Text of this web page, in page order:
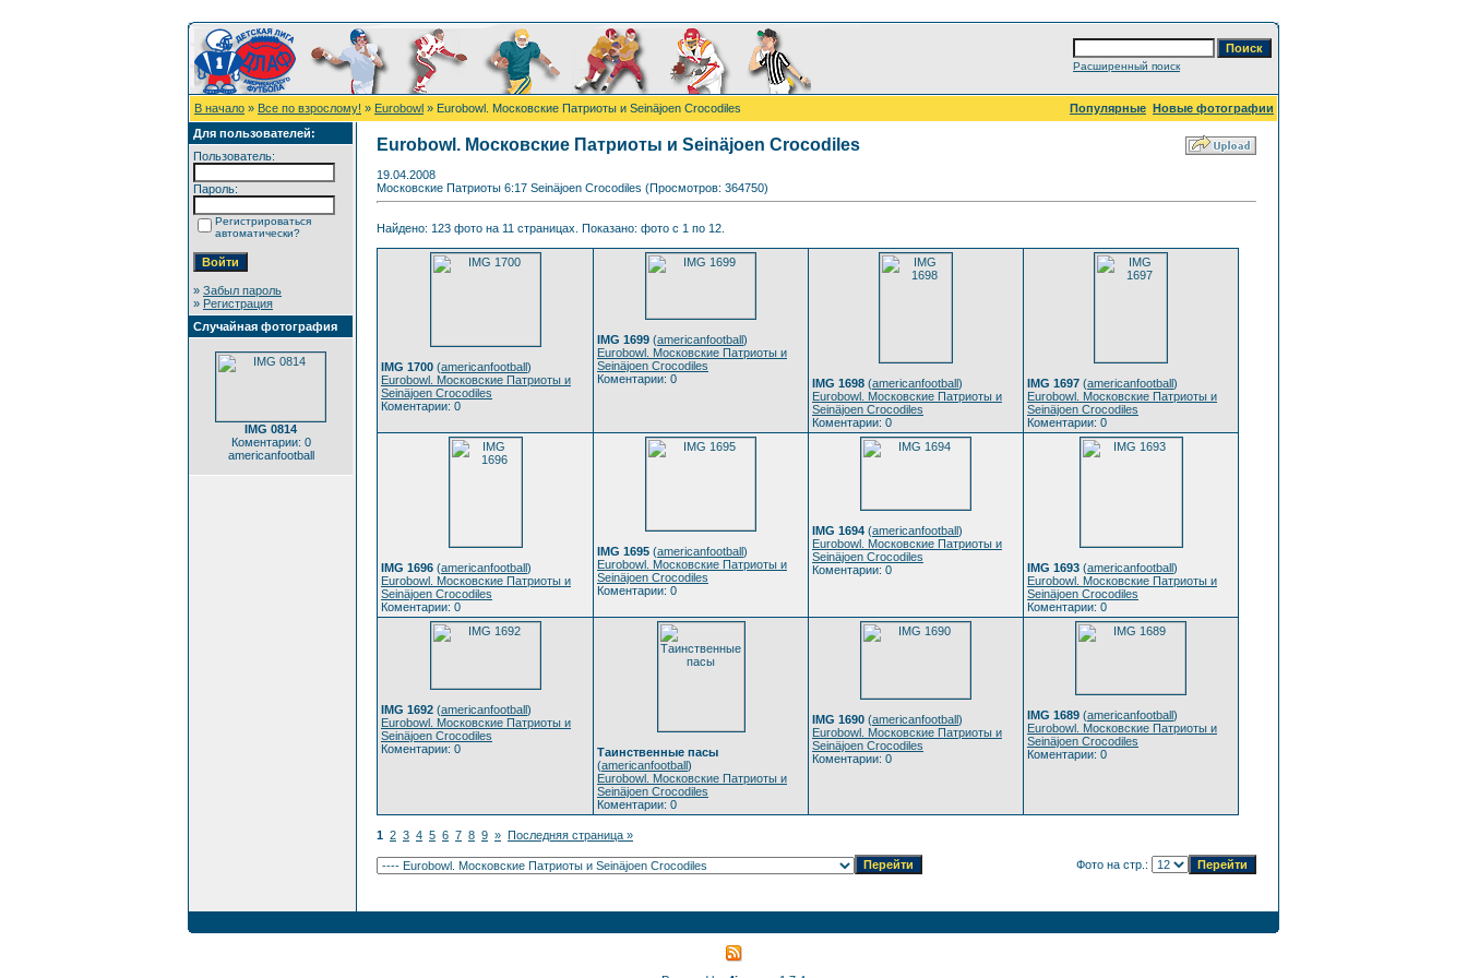
Расширенный поиск
В начало » Все по взрослому! » Eurobowl » Eurobowl. Московские Патриоты и Seinäjoen Crocodiles Популярные Новые фотографии
Для пользователей:
Пользователь:
Пароль:
Регистрироваться
автоматически?
» Забыл пароль
» Регистрация
Случайная фотография
IMG 0814
Коментарии: 0
americanfootball
Eurobowl. Московские Патриоты и Seinäjoen Crocodiles
19.04.2008
Московские Патриоты 6:17 Seinäjoen Crocodiles (Просмотров: 364750)
Найдено: 123 фото на 11 страницах. Показано: фото с 1 по 12.
IMG 1700 (americanfootball)
Eurobowl. Московские Патриоты и
Seinäjoen Crocodiles
Коментарии: 0
IMG 1699 (americanfootball)
Eurobowl. Московские Патриоты и
Seinäjoen Crocodiles
Коментарии: 0
IMG 1698 (americanfootball)
Eurobowl. Московские Патриоты и
Seinäjoen Crocodiles
Коментарии: 0
IMG 1697 (americanfootball)
Eurobowl. Московские Патриоты и
Seinäjoen Crocodiles
Коментарии: 0
IMG 1696 (americanfootball)
Eurobowl. Московские Патриоты и
Seinäjoen Crocodiles
Коментарии: 0
IMG 1695 (americanfootball)
Eurobowl. Московские Патриоты и
Seinäjoen Crocodiles
Коментарии: 0
IMG 1694 (americanfootball)
Eurobowl. Московские Патриоты и
Seinäjoen Crocodiles
Коментарии: 0
IMG 1693 (americanfootball)
Eurobowl. Московские Патриоты и
Seinäjoen Crocodiles
Коментарии: 0
IMG 1692 (americanfootball)
Eurobowl. Московские Патриоты и
Seinäjoen Crocodiles
Коментарии: 0
Таинственные пасы
(americanfootball)
Eurobowl. Московские Патриоты и
Seinäjoen Crocodiles
Коментарии: 0
IMG 1690 (americanfootball)
Eurobowl. Московские Патриоты и
Seinäjoen Crocodiles
Коментарии: 0
IMG 1689 (americanfootball)
Eurobowl. Московские Патриоты и
Seinäjoen Crocodiles
Коментарии: 0
1 2 3 4 5 6 7 8 9 » Последняя страница »
Фото на стр.: